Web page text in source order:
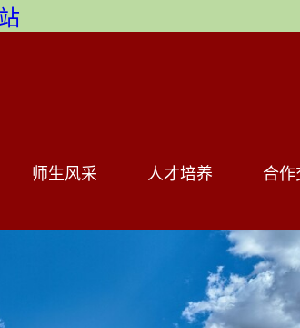
师生风采 人才培养 合作